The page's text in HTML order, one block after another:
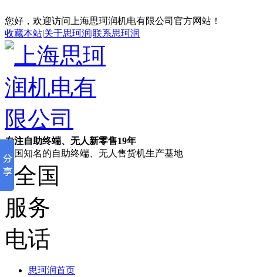
您好，欢迎访问上海思珂润机电有限公司官方网站！
收藏本站|关于思珂润|联系思珂润
专注自助终端、无人新零售19年
全国知名的自助终端、无人售货机生产基地
思珂润首页